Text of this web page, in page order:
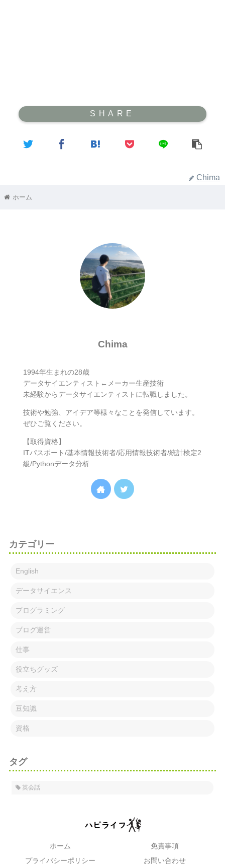
Chima
ホーム
Chima
1994年生まれの28歳
データサイエンティスト←メーカー生産技術
未経験からデータサイエンティストに転職しました。
技術や勉強、アイデア等様々なことを発信しています。
ぜひご覧ください。
【取得資格】
ITパスポート/基本情報技術者/応用情報技術者/統計検定2
級/Pythonデータ分析
カテゴリー
English
データサイエンス
プログラミング
ブログ運営
仕事
役立ちグッズ
考え方
豆知識
資格
タグ
英会話
ホーム
免責事項
プライバシーポリシー
お問い合わせ